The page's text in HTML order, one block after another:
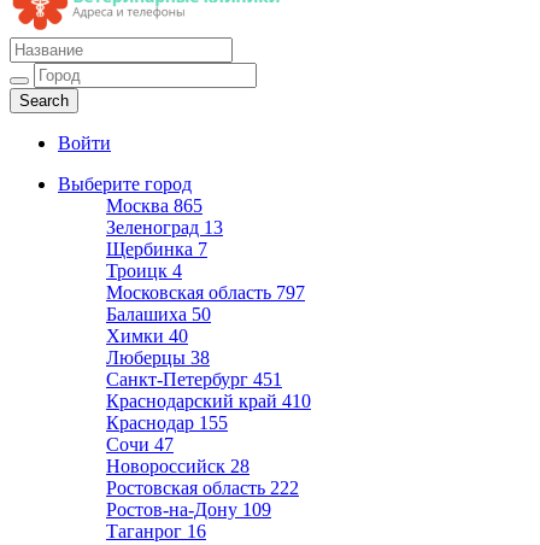
Ветеринарные клиники
Адреса и телефоны
Войти
Выберите город
Москва 865
Зеленоград 13
Щербинка 7
Троицк 4
Московская область 797
Балашиха 50
Химки 40
Люберцы 38
Санкт-Петербург 451
Краснодарский край 410
Краснодар 155
Сочи 47
Новороссийск 28
Ростовская область 222
Ростов-на-Дону 109
Таганрог 16